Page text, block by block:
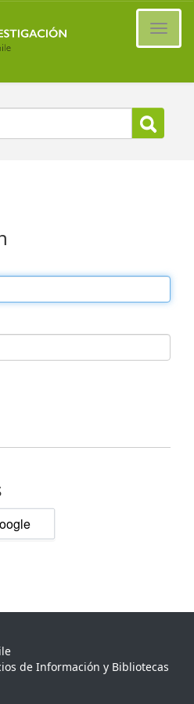
de Información y Bibliotecas